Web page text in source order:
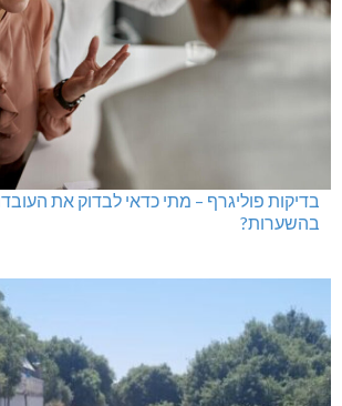
בדיקות פוליגרף – מתי כדאי לבדוק את
בהשערות?